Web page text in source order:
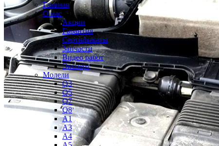
Главная
О нас
Акции
Гарантия
Сертификаты
Запчасти
Видео работ
Эксперт
Модели
Q3
Q5
Q7
Q8
A1
A3
A4